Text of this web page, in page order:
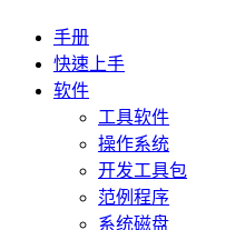
手册
快速上手
软件
工具软件
操作系统
开发工具包
范例程序
系统磁盘